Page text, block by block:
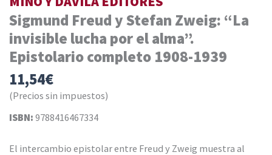
Sigmund Freud y Stefan Zweig: “La
invisible lucha por el alma”.
Epistolario completo 1908-1939
11,54€
(Precios sin impuestos)
ISBN: 9788416467334
El intercambio epistolar entre Freud y Zweig muestra al